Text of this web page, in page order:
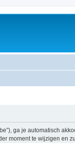
ga je automatisch
moment te wijzigen en